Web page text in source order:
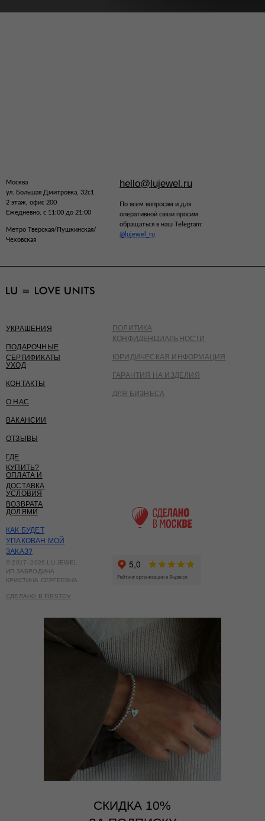
По всем вопросам и для
оперативной связи просим
обращаться в наш Telegram:
@lujewel_ru
Москва
ул. Большая Дмитровка, 32с1
2 этаж, офис 200
Ежедневно, с 11:00 до 21:00
hello@lujewel.ru
Метро Тверская/Пушкинская/
Чеховская
ПОЛИТИКА
КОНФИДЕНЦИАЛЬНОСТИ
ЮРИДИЧЕСКАЯ ИНФОРМАЦИЯ
ГАРАНТИЯ НА ИЗДЕЛИЯ
ДЛЯ БИЗНЕСА
© 2017–2026 LU JEWEL
ИП ЗАБРОДИНА
КРИСТИНА СЕРГЕЕВНА
СДЕЛАНО В FIRSTOV
УКРАШЕНИЯ
ПОДАРОЧНЫЕ
СЕРТИФИКАТЫ
КОНТАКТЫ
О НАС
ОПЛАТА И
ДОСТАВКА
УСЛОВИЯ
ВОЗВРАТА
УХОД
ОТЗЫВЫ
ГДЕ
КУПИТЬ?
КАК БУДЕТ
УПАКОВАН МОЙ
ЗАКАЗ?
ВАКАНСИИ
ДОЛЯМИ
СКИДКА 10%